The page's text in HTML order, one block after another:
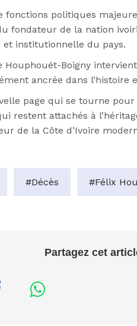
fonctions politiques
fondateur de la nation
institutionnelle du pays.
Houphouët-Boigny
ancrée dans l’histoire
page qui se tourne
restent attachés à
de la Côte d’Ivoire
#Décès #Félix
Partagez cet